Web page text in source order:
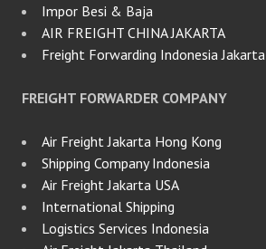
Impor Besi & Baja
AIR FREIGHT CHINA JAKARTA
Freight Forwarding Indonesia Jakarta
FREIGHT FORWARDER COMPANY
Air Freight Jakarta Hong Kong
Shipping Company Indonesia
Air Freight Jakarta USA
International Shipping
Logistics Services Indonesia